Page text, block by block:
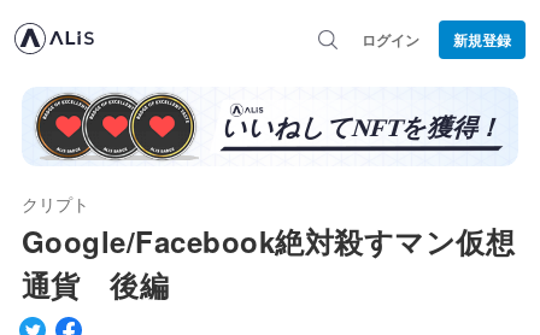
ログイン 新規登録
クリプト
Google/Facebook絶対殺すマン仮想
通貨 後編